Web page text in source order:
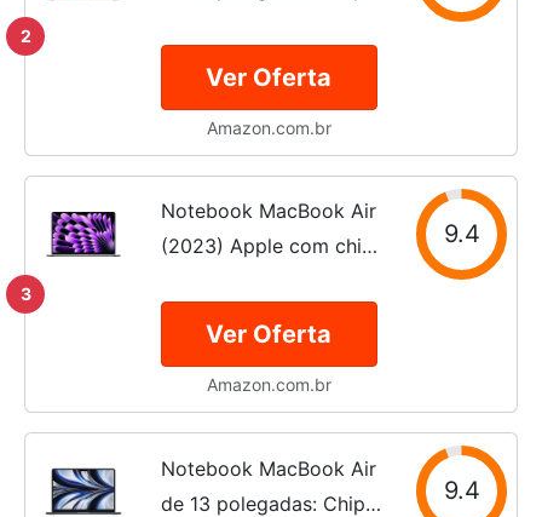
2
núcleos, de 256 GB SSD
(Prata)
Ver Oferta
Amazon.com.br
3
Notebook MacBook Air
(2023) Apple com chip
GB de RAM, SSD de de
256 GB GB, teclado
9.4
Ver Oferta
Amazon.com.br
Notebook MacBook Air
de 13 polegadas: Chip
9.4